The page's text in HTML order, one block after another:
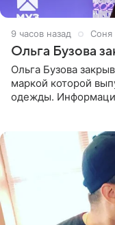
9 часов назад Соня
Ольга Бузова
Ольга Бузова
маркой которой
одежды.